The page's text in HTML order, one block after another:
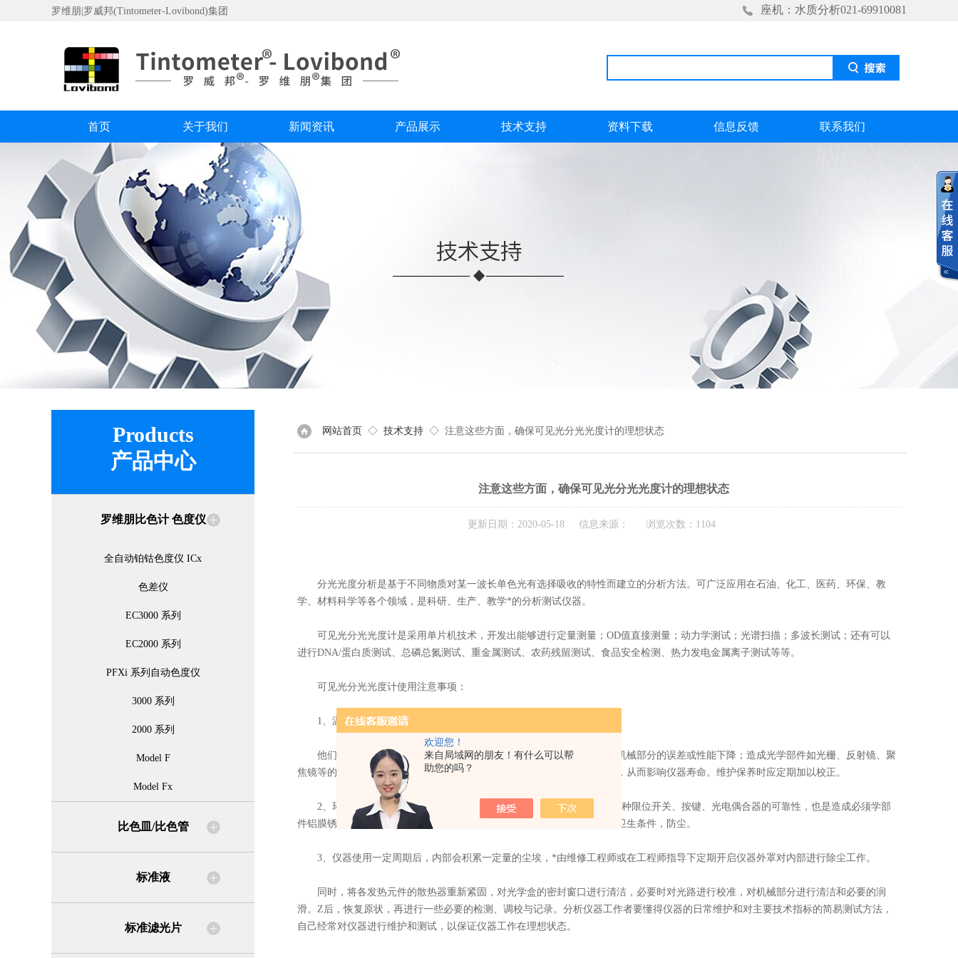
欢迎您！
来自局域网的朋友！有什么可以帮
助您的吗？
罗维朋|罗威邦(Tintometer-Lovibond)集团 座机：水质分析021-69910081
首页 关于我们 新闻资讯 产品展示 技术支持 资料下载 信息反馈 联系我们
Products
产品中心
罗维朋比色计 色度仪
全自动铂钴色度仪 ICx
色差仪
EC3000 系列
EC2000 系列
PFXi 系列自动色度仪
3000 系列
2000 系列
Model F
Model Fx
比色皿/比色管
标准液
标准滤光片
网站首页 ◇ 技术支持 ◇ 注意这些方面，确保可见光分光光度计的理想状态
注意这些方面，确保可见光分光光度计的理想状态
更新日期：2020-05-18 信息来源： 浏览次数：1104
分光光度分析是基于不同物质对某一波长单色光有选择吸收的特性而建立的分析方法。可广泛应用在石油、化工、医药、环保、教
学、材料科学等各个领域，是科研、生产、教学*的分析测试仪器。
可见光分光光度计是采用单片机技术，开发出能够进行定量测量；OD值直接测量；动力学测试；光谱扫描；多波长测试；还有可以
进行DNA/蛋白质测试、总磷总氮测试、重金属测试、农药残留测试、食品安全检测、热力发电金属离子测试等等。
可见光分光光度计使用注意事项：
1、温度和湿度是影响仪器性能的重要因素：
他们可以引起机械部件的锈蚀，使金属镜面的光洁度下降，引起仪器机械部分的误差或性能下降；造成光学部件如光栅、反射镜、聚
焦镜等的铝膜锈蚀，产生光能不足、杂散光、噪声等，甚至仪器停止工作，从而影响仪器寿命。维护保养时应定期加以校正。
2、环境中的尘埃和腐蚀性气体亦可以影响机械系统的灵活性、降低各种限位开关、按键、光电偶合器的可靠性，也是造成必须学部
件铝膜锈蚀的原因之一。因此，仪器必须定期清洁，保障环境和仪器室内卫生条件，防尘。
3、仪器使用一定周期后，内部会积累一定量的尘埃，*由维修工程师或在工程师指导下定期开启仪器外罩对内部进行除尘工作。
同时，将各发热元件的散热器重新紧固，对光学盒的密封窗口进行清洁，必要时对光路进行校准，对机械部分进行清洁和必要的润
滑。Z后，恢复原状，再进行一些必要的检测、调校与记录。分析仪器工作者要懂得仪器的日常维护和对主要技术指标的简易测试方法，
自己经常对仪器进行维护和测试，以保证仪器工作在理想状态。